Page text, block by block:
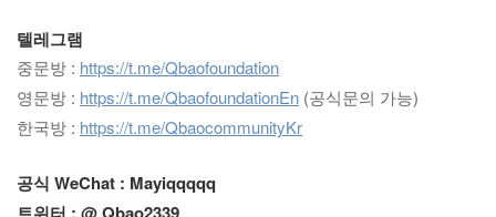
텔레그램
중문방 : https://t.me/Qbaofoundation
영문방 : https://t.me/QbaofoundationEn (공식문의 가능)
한국방 : https://t.me/QbaocommunityKr
공식 WeChat : Mayiqqqqq